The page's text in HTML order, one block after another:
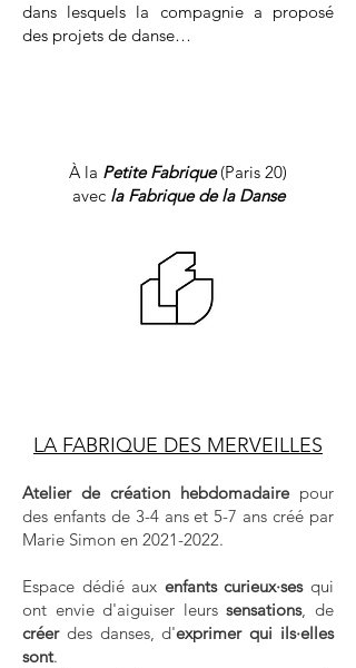
dans lesquels la compagnie a proposé
des projets de danse…
À la Petite Fabrique(Paris 20)
avec la Fabriquede la Danse
LA FABRIQUE DES MERVEILLES
Atelier de création hebdomadairepour
des enfants de 3-4 ans et 5-7 ans créé par
Marie Simon en 2021-2022.
Espace dédié aux enfants curieux·sesqui
ont envie d'aiguiser leurssensations, de
créerdes danses, d'exprimer qui ils·elles
sont.